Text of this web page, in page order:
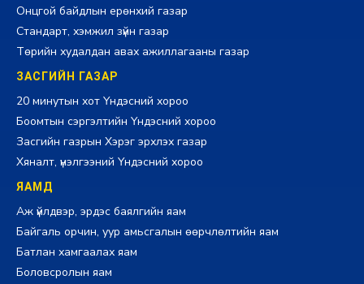
Онцгой байдлын ерөнхий газар
Стандарт, хэмжил зүйн газар
Төрийн худалдан авах ажиллагааны газар
ЗАСГИЙН ГАЗАР
20 минутын хот Үндэсний хороо
Боомтын сэргэлтийн Үндэсний хороо
Засгийн газрын Хэрэг эрхлэх газар
Хяналт, үнэлгээний Үндэсний хороо
ЯАМД
Аж үйлдвэр, эрдэс баялгийн яам
Байгаль орчин, уур амьсгалын өөрчлөлтийн яам
Батлан хамгаалах яам
Боловсролын яам